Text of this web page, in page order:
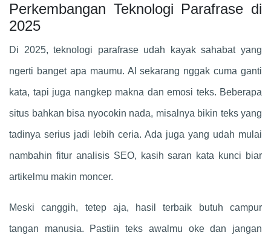
Perkembangan Teknologi Parafrase di
2025
Di 2025, teknologi parafrase udah kayak sahabat yang
ngerti banget apa maumu. AI sekarang nggak cuma ganti
kata, tapi juga nangkep makna dan emosi teks. Beberapa
situs bahkan bisa nyocokin nada, misalnya bikin teks yang
tadinya serius jadi lebih ceria. Ada juga yang udah mulai
nambahin fitur analisis SEO, kasih saran kata kunci biar
artikelmu makin moncer.
Meski canggih, tetep aja, hasil terbaik butuh campur
tangan manusia. Pastiin teks awalmu oke dan jangan